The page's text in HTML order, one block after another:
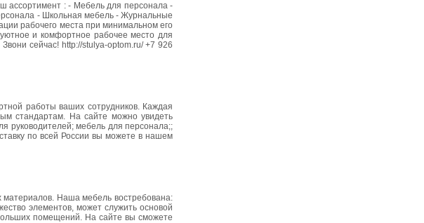
: - Мебель для персонала -
- Школьная мебель - Журнальные
рабочего места при минимальном его
и комфортное рабочее место для
сейчас! http://stulya-optom.ru/ +7 926
работы ваших сотрудников. Каждая
стандартам. На сайте можно увидеть
руководителей; мебель для персонала;;
по всей России вы можете в нашем
материалов. Наша мебель востребована:
элементов, может служить основой
помещений. На сайте вы сможете